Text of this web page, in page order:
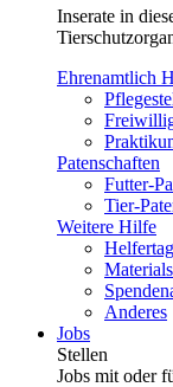
Inserate in
Ehrenamtlich
Patenschaften
Futter-
Tier-
Weitere Hilfe
Anderes
Jobs
Stellen
Jobs mit oder